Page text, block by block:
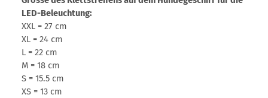
LED-Beleuchtung:
XXL = 27 cm
XL = 24 cm
L = 22 cm
M = 18 cm
S = 15.5 cm
XS = 13 cm